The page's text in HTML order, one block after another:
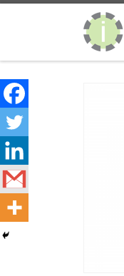
Skip to content